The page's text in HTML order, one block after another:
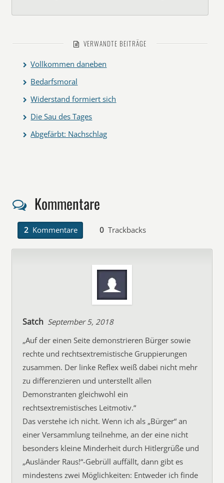
VERWANDTE BEITRÄGE
Vollkommen daneben
Bedarfsmoral
Widerstand formiert sich
Die Sau des Tages
Abgefärbt: Nachschlag
Kommentare
2 Kommentare 0 Trackbacks
Satch September 5, 2018
„Auf der einen Seite demonstrieren Bürger sowie
rechte und rechtsextremistische Gruppierungen
zusammen. Der linke Reflex weiß dabei nicht mehr
zu differenzieren und unterstellt allen
Demonstranten gleichwohl ein
rechtsextremistisches Leitmotiv.“
Das verstehe ich nicht. Wenn ich als „Bürger“ an
einer Versammlung teilnehme, an der eine nicht
besonders kleine Minderheit durch Hitlergrüße und
„Ausländer Raus!“-Gebrüll auffällt, dann gibt es
mindestens zwei Möglichkeiten: Entweder ich finde